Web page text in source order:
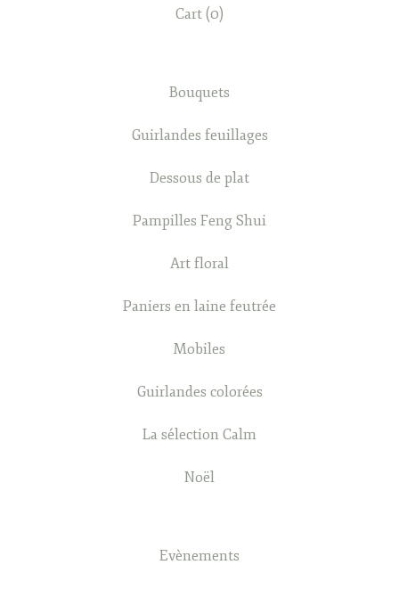
Cart (0)
Bouquets
Guirlandes feuillages
Dessous de plat
Pampilles Feng Shui
Art floral
Paniers en laine feutrée
Mobiles
Guirlandes colorées
La sélection Calm
Noël
Evènements